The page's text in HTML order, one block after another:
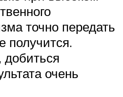
точно передать
получится.
добиться
очень